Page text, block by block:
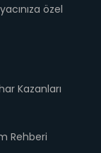
özel
Kazanları
Rehberi